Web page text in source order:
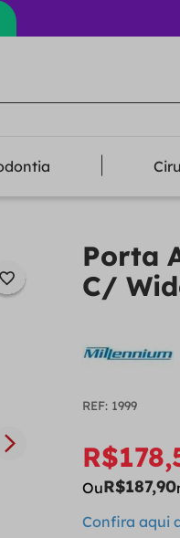
Porta
C/
: 1999
R$178,
OuR$187,90
Confira aqui